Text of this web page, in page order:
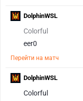
Colorful
eer0
Перейти на матч
DolphinWSL
Colorful
DolphinWSL